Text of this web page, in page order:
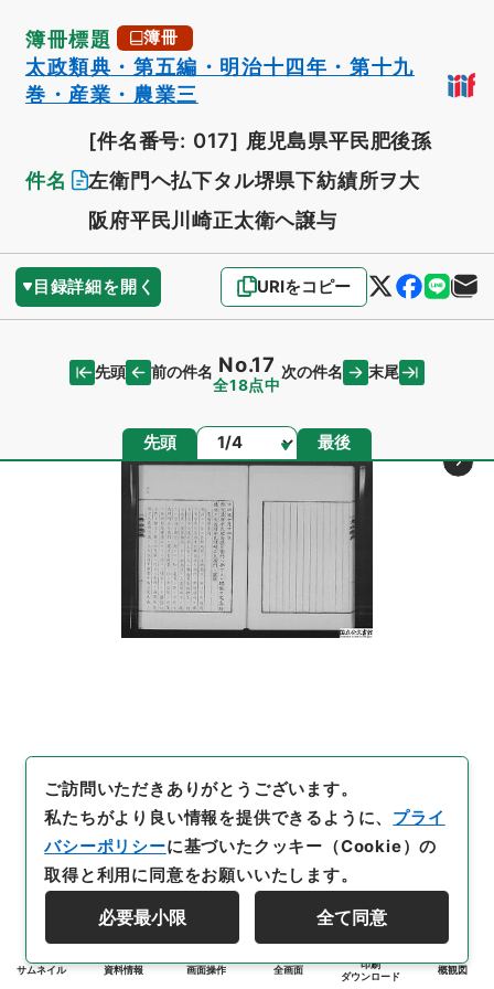
簿冊標題 簿冊
太政類典・第五編・明治十四年・第十九
巻・産業・農業三
件名
[件名番号: 017] 鹿児島県平民肥後孫
左衛門ヘ払下タル堺県下紡績所ヲ大
阪府平民川崎正太衛ヘ譲与
目録詳細を開く URIをコピー
先頭 前の件名 No.17
全18点中
次の件名 末尾
先頭 ページ 最後
サムネイル 資料情報 画面操作 全画面
印刷
ダウンロード
概観図
ご訪問いただきありがとうございます。
私たちがより良い情報を提供できるように、 プライ
バシーポリシーに基づいたクッキー（Cookie）の
取得と利用に同意をお願いいたします。
必要最小限 全て同意